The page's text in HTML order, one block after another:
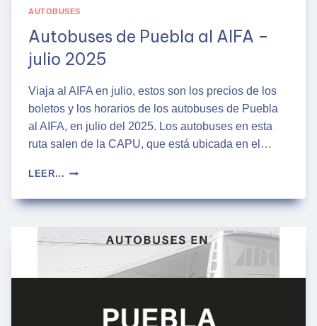
AUTOBUSES
Autobuses de Puebla al AIFA –
julio 2025
Viaja al AIFA en julio, estos son los precios de los
boletos y los horarios de los autobuses de Puebla
al AIFA, en julio del 2025. Los autobuses en esta
ruta salen de la CAPU, que está ubicada en el…
LEER... AUTOBUSES
PUEBLA
–
2025